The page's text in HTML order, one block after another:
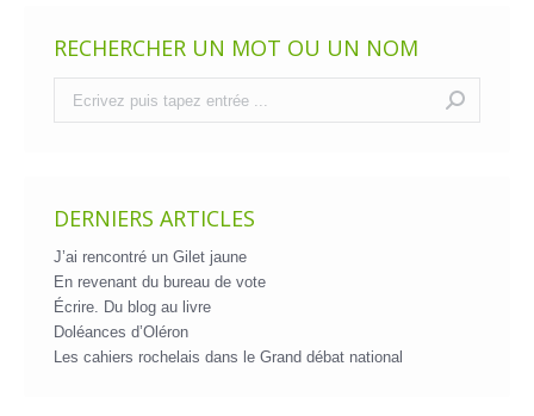
RECHERCHER UN MOT OU UN NOM
DERNIERS ARTICLES
J’ai rencontré un Gilet jaune
En revenant du bureau de vote
Écrire. Du blog au livre
Doléances d’Oléron
Les cahiers rochelais dans le Grand débat national